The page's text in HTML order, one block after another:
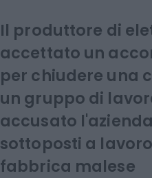
Il produttore di
accettato un
per chiudere una
un gruppo di
accusato
sottoposti a
fabbrica malese